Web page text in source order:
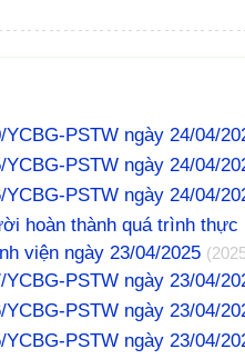
PSTW ngày 24/04/
PSTW ngày 24/04/
PSTW ngày 24/04/
hoàn thành quá trình thực
viện ngày 23/04/2025
PSTW ngày 23/04/
PSTW ngày 23/04/
PSTW ngày 23/04/